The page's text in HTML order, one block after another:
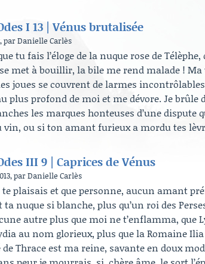
I 13 | Vénus brutalisée
par Danielle Carlès
tu fais l’éloge de la nuque rose de
met à bouillir, la bile me rend malade !
joues se couvrent de larmes
plus profond de moi et me dévore. Je brûle
les marques honteuses d’une dispute
vin, ou si ton amant furieux a mordu tes
III 9 | Caprices de Vénus
par Danielle Carlès
te plaisais et que personne, aucun amant
ta nuque si blanche, plus qu’un roi des
autre plus que moi ne t’enflamma, que
au nom glorieux, plus que la Romaine
Thrace est ma reine, savante en doux